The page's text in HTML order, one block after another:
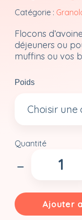
Catégorie :
Flocons
déjeuners ou
muffins ou vos
Poids
Quantité
d'avoine
rapide
|Biologiques
Ajouter